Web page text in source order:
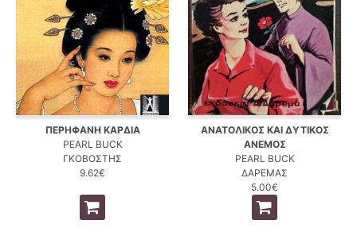
ΠΕΡΗΦΑΝΗ ΚΑΡΔΙΑ
PEARL BUCK
ΓΚΟΒΟΣΤΗΣ
9.62€
ΑΝΑΤΟΛΙΚΟΣ ΚΑΙ ΔΥΤΙΚΟΣ
ΑΝΕΜΟΣ
PEARL BUCK
ΔΑΡΕΜΑΣ
5.00€